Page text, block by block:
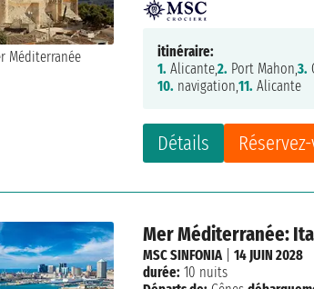
Détails
itinéraire:
1. Alicante,2. Port Mahon,3.
10. navigation,11. Alicante
Mer Méditerranée:
MSC SINFONIA|14 JUIN 2028
durée: 10 nuits